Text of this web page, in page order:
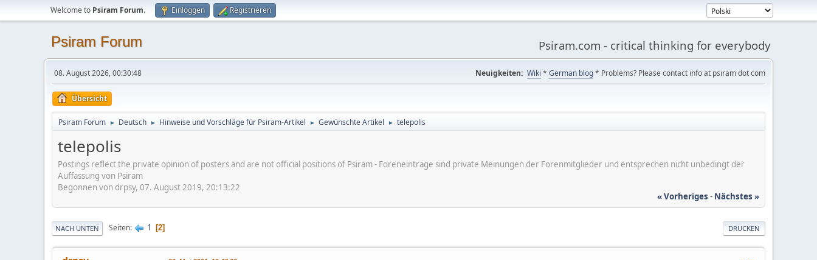
Welcome to Psiram Forum. Einloggen Registrieren
Psiram Forum Psiram.com - critical thinking for everybody
08. August 2026, 00:30:48 Neuigkeiten: Wiki * German blog* Problems? Please contact info at psiram dot com
Übersicht
Psiram Forum ► Deutsch ► Hinweise und Vorschläge für Psiram-Artikel ► Gewünschte Artikel ► telepolis
telepolis
Postings reflect the private opinion of posters and are not official positions of Psiram - Foreneinträge sind private Meinungen der Forenmitglieder und entsprechen nicht unbedingt der
Auffassung von Psiram
Begonnen von drpsy, 07. August 2019, 20:13:22
« Vorheriges - Nächstes »
DRUCKEN
NACH UNTEN Seiten 1 2